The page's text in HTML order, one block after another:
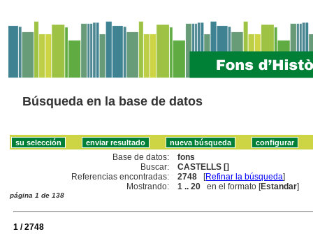
Búsqueda en la base de datos
Base de datos:
fons
Buscar:
CASTELLS []
Referencias encontradas:
2748 [Refinar la búsqueda]
Mostrando:
1 .. 20 en el formato [Estandar]
página 1 de 138
1 / 2748